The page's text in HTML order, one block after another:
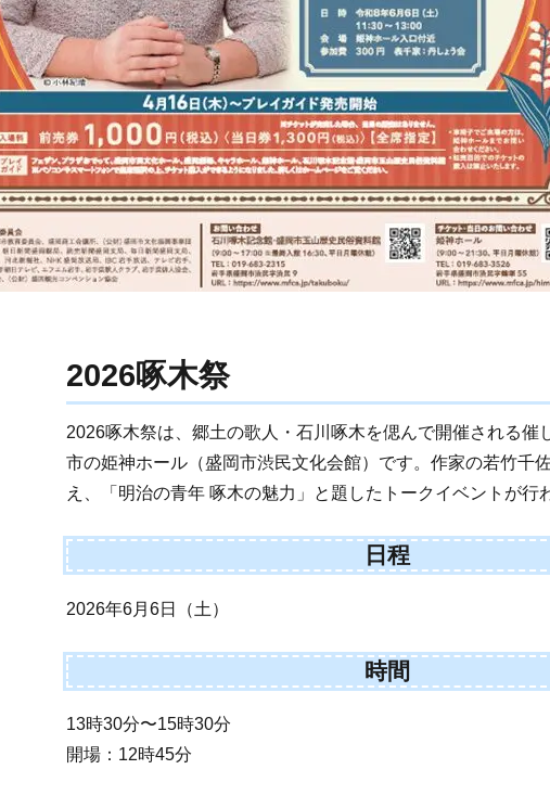
2026啄木祭
2026啄木祭は、郷土の歌人・石川啄木を偲んで開催される催
市の姫神ホール（盛岡市渋民文化会館）です。作家の若竹千
え、「明治の青年 啄木の魅力」と題したトークイベントが行
日程
2026年6月6日（土）
時間
13時30分〜15時30分
開場：12時45分